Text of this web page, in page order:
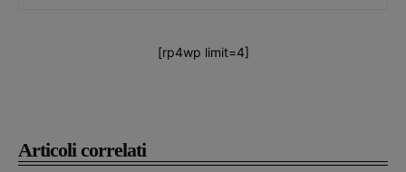
Articoli correlati
[rp4wp limit=4]